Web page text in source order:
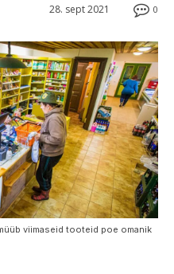
0
28. sept 2021
viimaseid tooteid poe omanik